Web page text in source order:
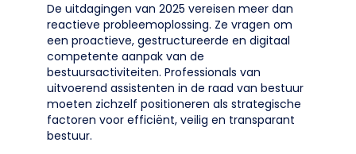
De uitdagingen van 2025 vereisen meer dan
reactieve probleemoplossing. Ze vragen om
een proactieve, gestructureerde en digitaal
competente aanpak van de
bestuursactiviteiten. Professionals van
uitvoerend assistenten in de raad van bestuur
moeten zichzelf positioneren als strategische
factoren voor efficiënt, veilig en transparant
bestuur.